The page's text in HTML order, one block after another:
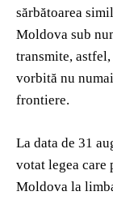
sărbătoarea
Moldova sub
transmite,
vorbită nu
frontiere.
La data de 31
votat legea care
Moldova la